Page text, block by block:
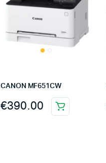
CANON MF651CW
€390.00